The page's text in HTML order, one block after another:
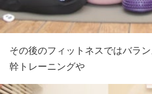
その後のフィットネスではバラ
幹トレーニングや